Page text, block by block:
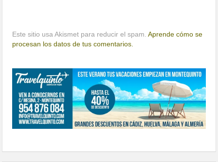
Este sitio usa Akismet para reducir el spam.Aprende cómo se
procesan los datos de tus comentarios.